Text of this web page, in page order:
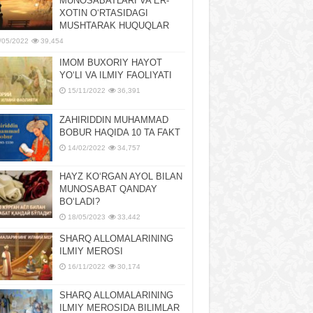
XOTIN OʻRTASIDAGI
MUSHTARAK HUQUQLAR
2022 39,454
IMOM BUXORIY HAYOT
YOʻLI VA ILMIY FAOLIYATI
15/11/2022 36,391
ZAHIRIDDIN MUHAMMAD
BOBUR HAQIDA 10 TA FAKT
14/02/2022 34,757
HAYZ KOʻRGAN AYOL BILAN
MUNOSABAT QANDAY
BOʻLADI?
18/05/2023 33,442
SHARQ ALLOMALARINING
ILMIY MEROSI
16/11/2022 30,174
SHARQ ALLOMALARINING
ILMIY MЕROSIDA BILIMLAR